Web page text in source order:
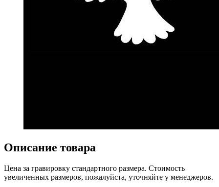
Описание товара
Цена за гравировку стандартного размера. Стоимость
увеличенных размеров, пожалуйста, уточняйте у менеджеров.